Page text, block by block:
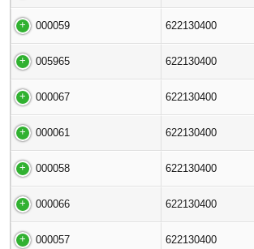
000059 622130400
005965 622130400
000067 622130400
000061 622130400
000058 622130400
000066 622130400
000057 622130400